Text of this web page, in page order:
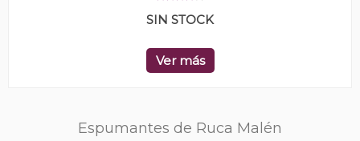
SIN STOCK
Ver más
Espumantes de Ruca Malén